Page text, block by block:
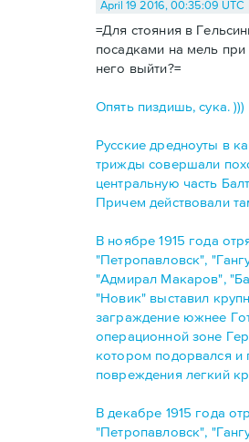
April 19 2016, 00:35:09 UTC
=Для стояния в
посадками на мель при
него выйти?=
Опять пиздишь, сука. )))
Русские дредноуты в
трижды совершали
центральную часть
Причем действовали
В ноябре 1915 года
"Петропавловск",
"Адмирал Макаров",
"Новик" выставил
заграждение южнее
операционной зоне
котором подорвался и
повреждения легкий
В декабре 1915 года
"Петропавловск",